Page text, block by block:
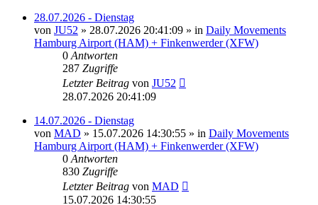
28.07.2026 - Dienstag
von JU52 » 28.07.2026 20:41:09 » in Daily Movements
Hamburg Airport (HAM) + Finkenwerder (XFW)
0 Antworten
287 Zugriffe
Letzter Beitrag von JU52
28.07.2026 20:41:09
14.07.2026 - Dienstag
von MAD » 15.07.2026 14:30:55 » in Daily Movements
Hamburg Airport (HAM) + Finkenwerder (XFW)
0 Antworten
830 Zugriffe
Letzter Beitrag von MAD
15.07.2026 14:30:55